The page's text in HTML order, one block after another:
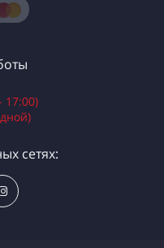
17:00)
сетях: